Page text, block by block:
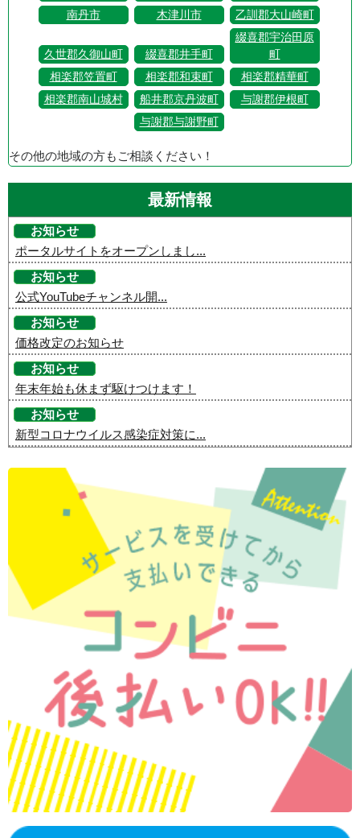
南丹市
木津川市 乙訓郡大山崎町
久世郡久御山町 綴喜郡井手町
綴喜郡宇治田原
町
相楽郡笠置町
相楽郡和束町
相楽郡精華町
相楽郡南山城村
船井郡京丹波町
与謝郡伊根町
与謝郡与謝野町
その他の地域の方もご相談ください！
最新情報
お知らせ
ポータルサイトをオープンしまし...
お知らせ
公式YouTubeチャンネル開...
お知らせ
価格改定のお知らせ
お知らせ
年末年始も休まず駆けつけます！
お知らせ
新型コロナウイルス感染症対策に...